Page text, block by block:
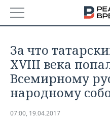
БАШКОРТОСТАН
ТАТАРСТАН
НОВОСТИ
АНАЛИТИКА
За что
XVIII века
Всемирному
народному
07:00, 19.04.2017